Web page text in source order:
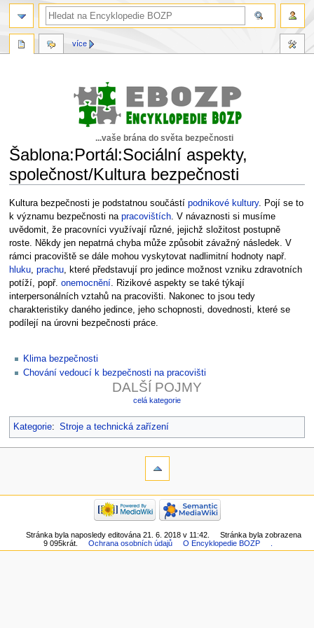
...vaše brána do světa bezpečnosti
Šablona:Portál:Sociální aspekty,
společnost/Kultura bezpečnosti
Skočit
na
navigaci
Skočit
na
vyhledávání
Kultura bezpečnosti je podstatnou součástí podnikové kultury. Pojí se to
k významu bezpečnosti na pracovištích. V návaznosti si musíme
uvědomit, že pracovníci využívají různé, jejichž složitost postupně
roste. Někdy jen nepatrná chyba může způsobit závažný následek. V
rámci pracoviště se dále mohou vyskytovat nadlimitní hodnoty např.
hluku, prachu, které představují pro jedince možnost vzniku zdravotních
potíží, popř. onemocnění. Rizikové aspekty se také týkají
interpersonálních vztahů na pracovišti. Nakonec to jsou tedy
charakteristiky daného jedince, jeho schopnosti, dovednosti, které se
podílejí na úrovni bezpečnosti práce.
Klima bezpečnosti
Chování vedoucí k bezpečnosti na pracovišti
DALŠÍ POJMY
celá kategorie
Kategorie: Stroje a technická zařízení
více
Stránka byla naposledy editována 21. 6. 2018 v 11:42.
Stránka byla zobrazena
9 095krát.
Ochrana osobních údajů O Encyklopedie BOZP